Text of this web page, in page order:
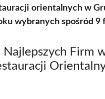
orientalnych w
wybranych spośród 9
Najlepszych Firm